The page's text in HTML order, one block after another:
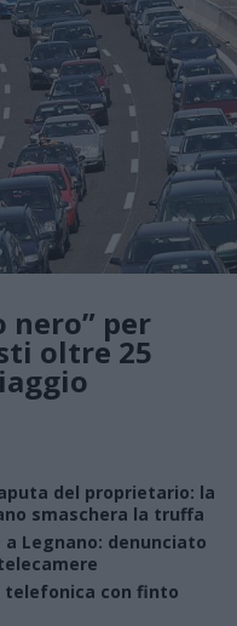
nero” per
oltre 25
del proprietario: la
smaschera la truffa
a Legnano: denunciato
con finto